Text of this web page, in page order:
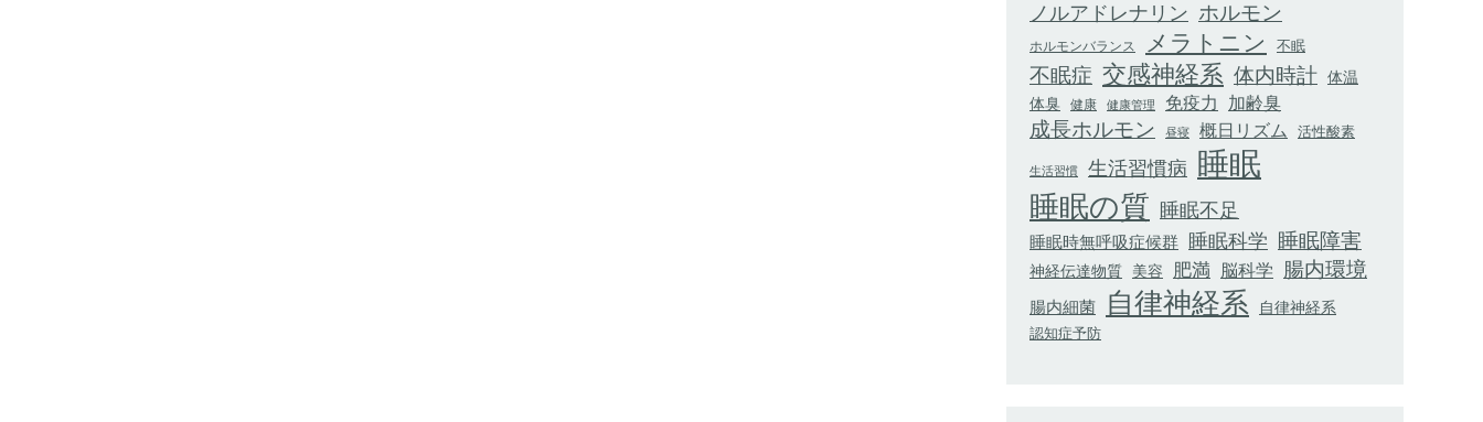
ノルアドレナリン ホルモン
ホルモンバランス メラトニン 不眠
不眠症 交感神経系 体内時計 体温
体臭 健康 健康管理 免疫力 加齢臭
成長ホルモン 昼寝 概日リズム 活性酸素
生活習慣 生活習慣病 睡眠
睡眠の質 睡眠不足
睡眠時無呼吸症候群 睡眠科学 睡眠障害
神経伝達物質 美容 肥満 脳科学 腸内環境
腸内細菌 自律神経系 自律神経系
認知症予防